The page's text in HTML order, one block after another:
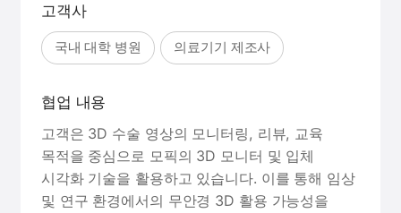
고객사
국내 대학 병원 의료기기 제조사
협업 내용
고객은 3D 수술 영상의 모니터링, 리뷰, 교육
목적을 중심으로 모픽의 3D 모니터 및 입체
시각화 기술을 활용하고 있습니다. 이를 통해 임상
및 연구 환경에서의 무안경 3D 활용 가능성을